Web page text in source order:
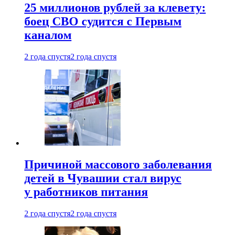
25 миллионов рублей за клевету:
боец СВО судится с Первым
каналом
2 года спустя2 года спустя
Причиной массового заболевания
детей в Чувашии стал вирус
у работников питания
2 года спустя2 года спустя